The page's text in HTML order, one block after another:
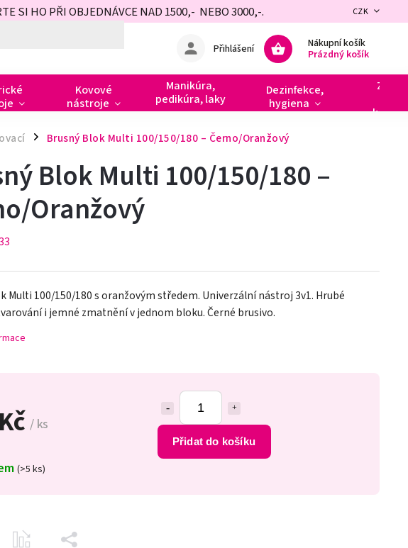
SI HO PŘI OBJEDNÁVCE NAD 1500,- NEBO 3000,-. CZK
Nákupní košík
Prázdný košík
Přihlášení
Kovové
nástroje
Manikúra,
pedikúra, laky
Dezinfekce,
hygiena
/ Brusný Blok Multi 100/150/180 – Černo/Oranžový
/ ks
Přidat do košíku
(>5 ks)
Blok Multi 100/150/180 –
Oranžový
Multi 100/150/180 s oranžovým středem. Univerzální nástroj 3v1. Hrubé
i jemné zmatnění v jednom bloku. Černé brusivo.